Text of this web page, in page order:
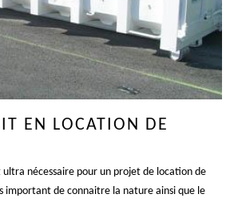
EN LOCATION DE
ultra nécessaire pour un projet de location de
important de connaitre la nature ainsi que le